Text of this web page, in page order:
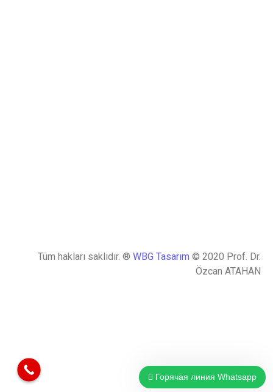
Tüm hakları saklıdır. ® WBG Tasarım © 2020 Prof. Dr.
Özcan ATAHAN
Горячая линия Whatsapp